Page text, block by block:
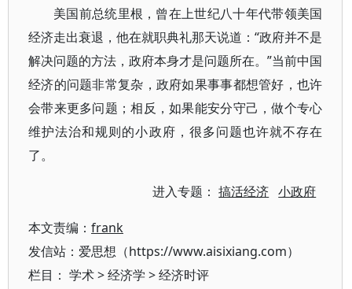
美国前总统里根，曾在上世纪八十年代带领美国
经济走出衰退，他在就职典礼那天说道：“政府并不是
解决问题的方法，政府本身才是问题所在。”当前中国
经济的问题非常复杂，政府如果事事都想管好，也许
会带来更多问题；相反，如果能安分守己，做个专心
维护法治和规则的小政府，很多问题也许就不存在
了。
进入专题：搞活经济 小政府
本文责编： frank
发信站：爱思想（https://www.aisixiang.com）
栏目： 学术>经济学 >经济时评